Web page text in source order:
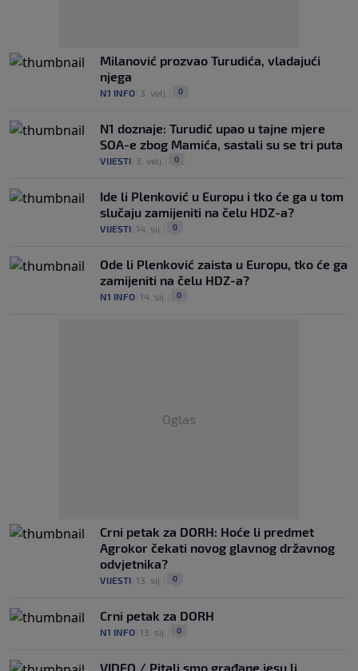
Milanović prozvao Turudića, vladajući
njega
N1 INFO 3. velj. 0
N1 doznaje: Turudić upao u tajne mjere
SOA-e zbog Mamića, sastali su se tri puta
VIJESTI 3. velj. 0
Ide li Plenković u Europu i tko će ga u tom
slučaju zamijeniti na čelu HDZ-a?
VIJESTI 14. sij. 0
Ode li Plenković zaista u Europu, tko će ga
zamijeniti na čelu HDZ-a?
N1 INFO 14. sij. 0
Oglas
Crni petak za DORH: Hoće li predmet
Agrokor čekati novog glavnog državnog
odvjetnika?
VIJESTI 13. sij. 0
Crni petak za DORH
N1 INFO 13. sij. 0
VIDEO / Pitali smo građane jesu li